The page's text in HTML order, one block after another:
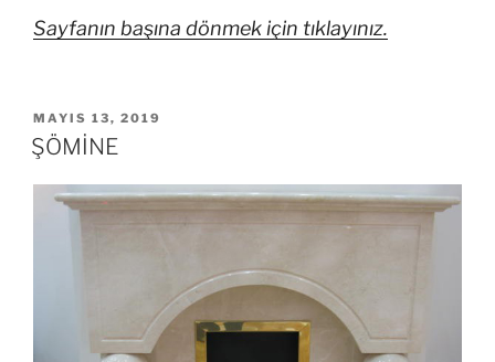
Sayfanın başına dönmek için tıklayınız.
MAYIS 13, 2019
ŞÖMİNE